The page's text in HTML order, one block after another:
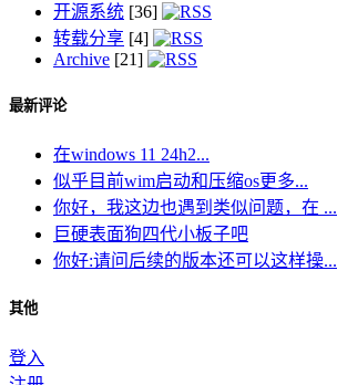
开源系统 [36]
转载分享 [4]
Archive [21]
最新评论
在windows 11 24h2...
似乎目前wim启动和压缩os更多...
你好，我这边也遇到类似问题，在 ...
巨硬表面狗四代小板子吧
你好:请问后续的版本还可以这样操...
其他
登入